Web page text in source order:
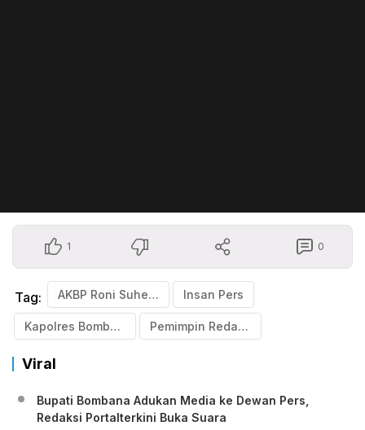
1 0
Tag: AKBP Roni Suhendra Insan Pers
Kapolres Bombana Pemimpin Redaksi
Viral
Bupati Bombana Adukan Media ke Dewan Pers,
Redaksi Portalterkini Buka Suara